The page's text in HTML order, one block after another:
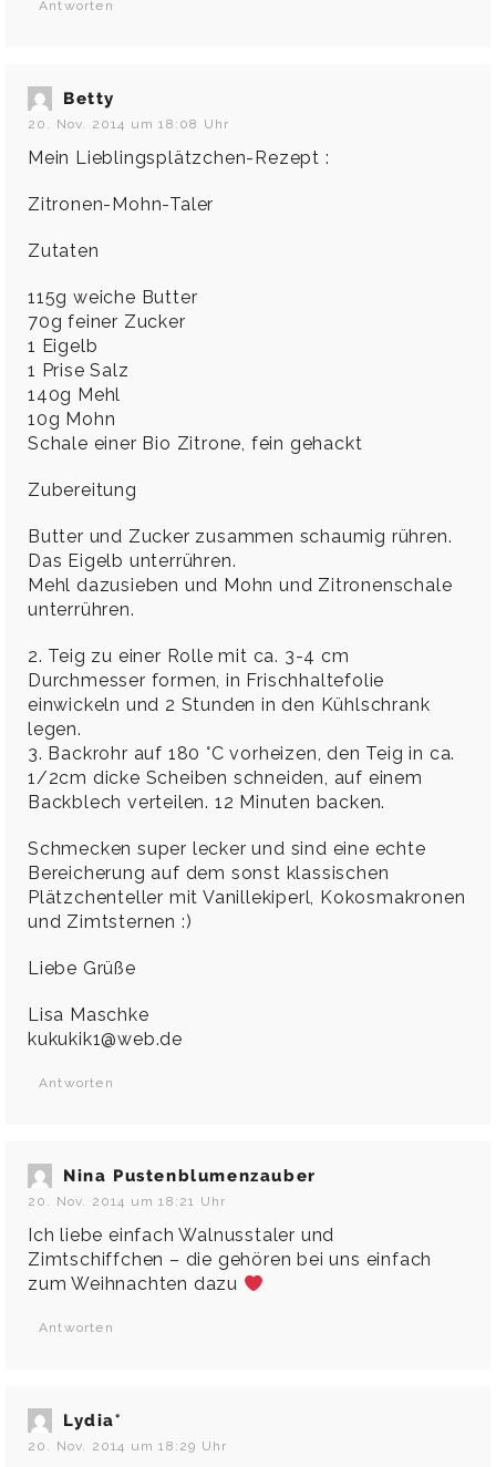
Antworten
Betty
20. Nov. 2014 um 18:08 Uhr
Mein Lieblingsplätzchen-Rezept :
Zitronen-Mohn-Taler
Zutaten
115g weiche Butter
70g feiner Zucker
1 Eigelb
1 Prise Salz
140g Mehl
10g Mohn
Schale einer Bio Zitrone, fein gehackt
Zubereitung
Butter und Zucker zusammen schaumig rühren.
Das Eigelb unterrühren.
Mehl dazusieben und Mohn und Zitronenschale
unterrühren.
2. Teig zu einer Rolle mit ca. 3-4 cm
Durchmesser formen, in Frischhaltefolie
einwickeln und 2 Stunden in den Kühlschrank
legen.
3. Backrohr auf 180 °C vorheizen, den Teig in ca.
1/2cm dicke Scheiben schneiden, auf einem
Backblech verteilen. 12 Minuten backen.
Schmecken super lecker und sind eine echte
Bereicherung auf dem sonst klassischen
Plätzchenteller mit Vanillekiperl, Kokosmakronen
und Zimtsternen :)
Liebe Grüße
Lisa Maschke
kukukik1@web.de
Antworten
Nina Pustenblumenzauber
20. Nov. 2014 um 18:21 Uhr
Ich liebe einfach Walnusstaler und
Zimtschiffchen – die gehören bei uns einfach
zum Weihnachten dazu
Antworten
Lydia°
20. Nov. 2014 um 18:29 Uhr